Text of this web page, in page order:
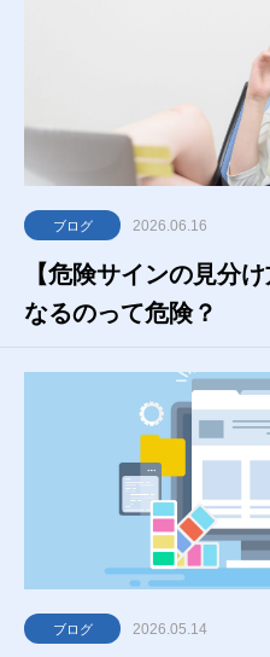
ブログ 2026.06.16
【危険サインの見分
なるのって危険？
ブログ 2026.05.14